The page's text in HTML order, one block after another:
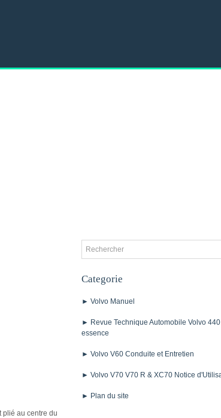
plié au centre du
Categorie
► Volvo Manuel
► Revue Technique Automobile Volvo
essence
► Volvo V60 Conduite et Entretien
► Volvo V70 V70 R & XC70 Notice
► Plan du site